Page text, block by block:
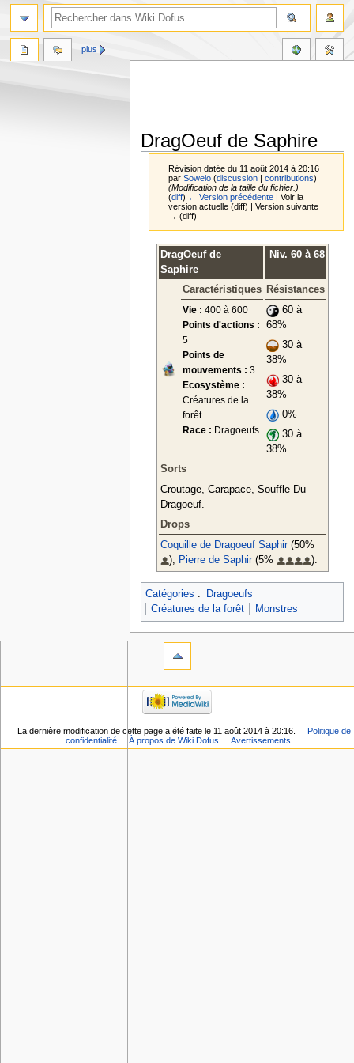
DragOeuf de Saphire
Révision datée du 11 août 2014 à 20:16
parSowelo (discussion |contributions)
(Modification de la taille du fichier.)
(diff) ← Version précédente | Voir la
version actuelle (diff) | Version suivante
→ (diff)
navigation
recherche
DragOeuf de
Saphire
Niv. 60 à 68
Caractéristiques
Résistances
Vie : 400 à 600
Points d'actions :
5
Points de
mouvements : 3
Ecosystème :
Créatures de la
forêt
Race : Dragoeufs
60 à
68%
30 à
38%
30 à
38%
0%
30 à
38%
Sorts
Croutage, Carapace, Souffle Du
Dragoeuf.
Drops
Coquille de Dragoeuf Saphir(50%
), Pierre de Saphir(5% ).
Catégories :
Dragoeufs
Créatures de la forêt
Monstres
plus
La dernière modification de cette page a été faite le 11 août 2014 à 20:16.
Politique de
confidentialité
À propos de Wiki Dofus Avertissements